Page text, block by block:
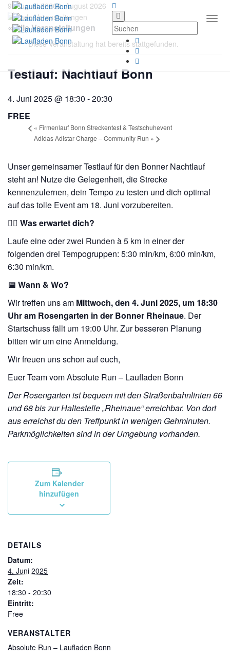
9. August 20269. August 2026
« Alle Veranstaltungen
Diese Veranstaltung hat bereits stattgefunden.
Testlauf: Nachtlauf Bonn
4. Juni 2025 @ 18:30 -20:30
FREE
« Firmenlauf Bonn Streckentest & Testschuhevent
Adidas Adistar Charge – Community Run »
Unser gemeinsamer Testlauf für den Bonner Nachtlauf
steht an! Nutze die Gelegenheit, die Strecke
kennenzulernen, dein Tempo zu testen und dich optimal
auf das tolle Event am 18. Juni vorzubereiten.
🏃‍♀️ Was erwartet dich?
Laufe eine oder zwei Runden à 5 km in einer der
folgenden drei Tempogruppen: 5:30 min/km, 6:00 min/km,
6:30 min/km.
📅 Wann & Wo?
Wir treffen uns am Mittwoch, den 4. Juni 2025, um 18:30
Uhr am Rosengarten in der Bonner Rheinaue. Der
Startschuss fällt um 19:00 Uhr. Zur besseren Planung
bitten wir um eine Anmeldung.
Wir freuen uns schon auf euch,
Euer Team vom Absolute Run – Laufladen Bonn
Der Rosengarten ist bequem mit den Straßenbahnlinien 66
und 68 bis zur Haltestelle „Rheinaue“ erreichbar. Von dort
aus erreichst du den Treffpunkt in wenigen Gehminuten.
Parkmöglichkeiten sind in der Umgebung vorhanden.
Zum Kalender
hinzufügen
DETAILS
Datum:
4. Juni 2025
Zeit:
18:30 - 20:30
Eintritt:
Free
VERANSTALTER
Absolute Run – Laufladen Bonn